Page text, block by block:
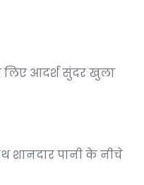
लिए आदर्श सुंदर खुला
शानदार पानी के नीचे